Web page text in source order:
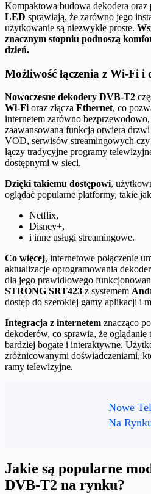
Kompaktowa budowa dekodera oraz
LED sprawiają, że zarówno jego
użytkowanie są niezwykle proste.
znacznym stopniu podnoszą
dzień.
Możliwość łączenia z Wi-Fi i
Nowoczesne dekodery DVB-T2
Wi-Fioraz złącza Ethernet, co
internetem zarówno
zaawansowana funkcja otwiera
VOD, serwisów streamingowych
łączy tradycyjne programy
dostępnymi w sieci.
Dzięki takiemu dostępowi,
oglądać popularne platformy, takie
Netflix,
Disney+,
i inne usługi streamingowe.
Co więcej, internetowe połączenie
aktualizacje oprogramowania
dla jego prawidłowego
STRONG SRT423 z systemem
dostęp do szerokiej gamy aplikacji i
Integracja z internetem znacząco
dekoderów, co sprawia, że oglądanie
bardziej bogate i interaktywne.
zróżnicowanymi doświadczeniami,
ramy telewizyjne.
Nowe
Na
Jakie są popularne
DVB-T2 na rynku?